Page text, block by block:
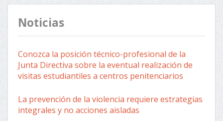
Noticias
Conozca la posición técnico-profesional de la
Junta Directiva sobre la eventual realización de
visitas estudiantiles a centros penitenciarios
La prevención de la violencia requiere estrategias
integrales y no acciones aisladas